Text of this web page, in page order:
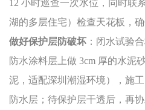
12 小时巡查一次水位，同时联
湖的多层住宅）检查天花板，确
做好保护层防破坏 ：闭水试验
防水涂料层上做 3cm 厚的水泥
泥，适配深圳潮湿环境），施
防水层；待保护层干透后，再